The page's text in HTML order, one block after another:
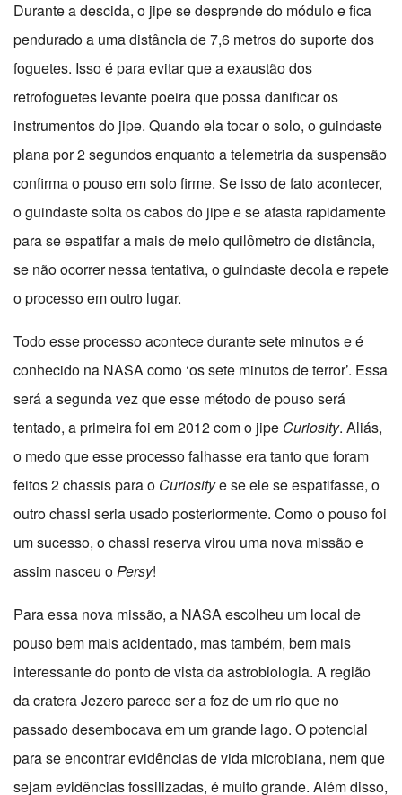
Durante a descida, o jipe se desprende do módulo e fica
pendurado a uma distância de 7,6 metros do suporte dos
foguetes. Isso é para evitar que a exaustão dos
retrofoguetes levante poeira que possa danificar os
instrumentos do jipe. Quando ela tocar o solo, o guindaste
plana por 2 segundos enquanto a telemetria da suspensão
confirma o pouso em solo firme. Se isso de fato acontecer,
o guindaste solta os cabos do jipe e se afasta rapidamente
para se espatifar a mais de meio quilômetro de distância,
se não ocorrer nessa tentativa, o guindaste decola e repete
o processo em outro lugar.
Todo esse processo acontece durante sete minutos e é
conhecido na NASA como ‘os sete minutos de terror’. Essa
será a segunda vez que esse método de pouso será
tentado, a primeira foi em 2012 com o jipe Curiosity. Aliás,
o medo que esse processo falhasse era tanto que foram
feitos 2 chassis para o Curiositye se ele se espatifasse, o
outro chassi seria usado posteriormente. Como o pouso foi
um sucesso, o chassi reserva virou uma nova missão e
assim nasceu oPersy!
Para essa nova missão, a NASA escolheu um local de
pouso bem mais acidentado, mas também, bem mais
interessante do ponto de vista da astrobiologia. A região
da cratera Jezero parece ser a foz de um rio que no
passado desembocava em um grande lago. O potencial
para se encontrar evidências de vida microbiana, nem que
sejam evidências fossilizadas, é muito grande. Além disso,